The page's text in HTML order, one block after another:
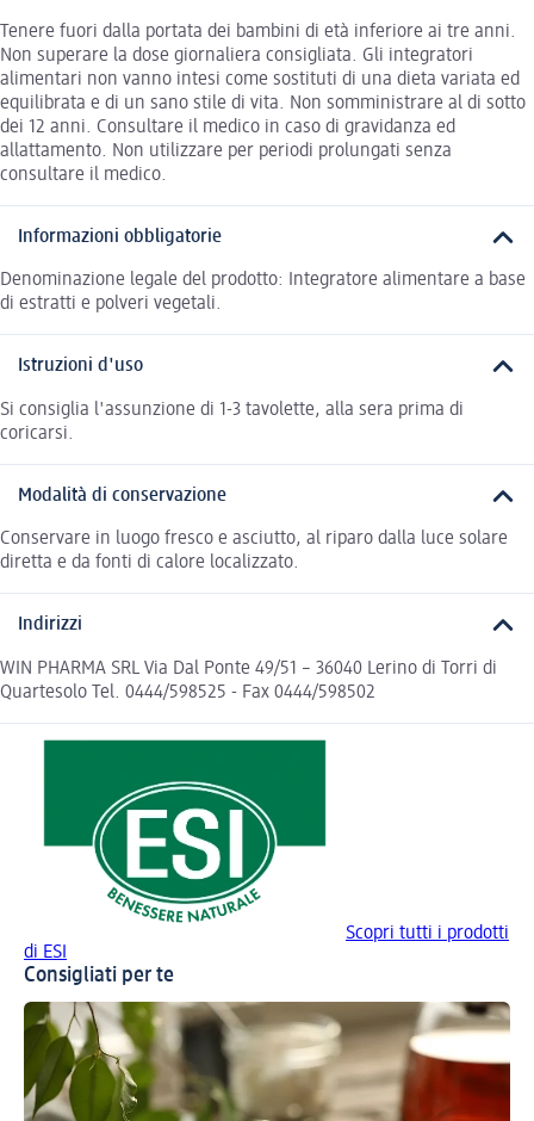
Tenere fuori dalla portata dei bambini di età inferiore ai tre anni.
Non superare la dose giornaliera consigliata. Gli integratori
alimentari non vanno intesi come sostituti di una dieta variata ed
equilibrata e di un sano stile di vita. Non somministrare al di sotto
dei 12 anni. Consultare il medico in caso di gravidanza ed
allattamento. Non utilizzare per periodi prolungati senza
consultare il medico.
Informazioni obbligatorie
Denominazione legale del prodotto: Integratore alimentare a base
di estratti e polveri vegetali.
Istruzioni d'uso
Si consiglia l'assunzione di 1-3 tavolette, alla sera prima di
coricarsi.
Modalità di conservazione
Conservare in luogo fresco e asciutto, al riparo dalla luce solare
diretta e da fonti di calore localizzato.
Indirizzi
WIN PHARMA SRL Via Dal Ponte 49/51 – 36040 Lerino di Torri di
Quartesolo Tel. 0444/598525 - Fax 0444/598502
Scopri tutti i prodotti
di ESI
Consigliati per te